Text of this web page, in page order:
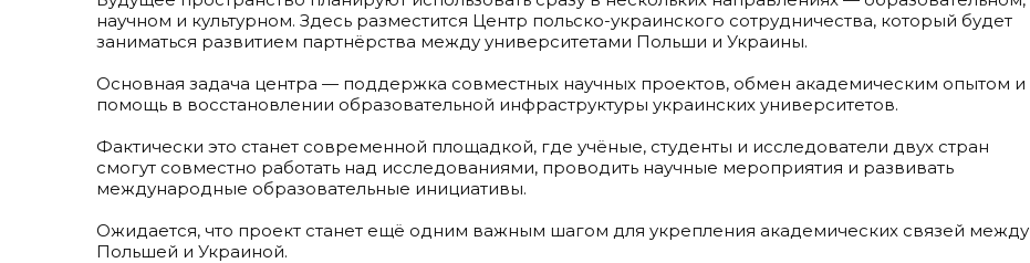
научном и культурном. Здесь разместится Центр польско-украинского сотрудничества, который будет
заниматься развитием партнёрства между университетами Польши и Украины.
Основная задача центра — поддержка совместных научных проектов, обмен академическим опытом и
помощь в восстановлении образовательной инфраструктуры украинских университетов.
Фактически это станет современной площадкой, где учёные, студенты и исследователи двух стран
смогут совместно работать над исследованиями, проводить научные мероприятия и развивать
международные образовательные инициативы.
Ожидается, что проект станет ещё одним важным шагом для укрепления академических связей между
Польшей и Украиной.